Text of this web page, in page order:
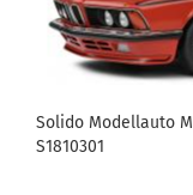
Solido Modellauto
S1810301